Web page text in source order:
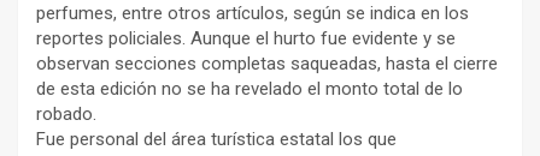
perfumes, entre otros artículos, según se indica en los
reportes policiales. Aunque el hurto fue evidente y se
observan secciones completas saqueadas, hasta el cierre
de esta edición no se ha revelado el monto total de lo
robado.
Fue personal del área turística estatal los que